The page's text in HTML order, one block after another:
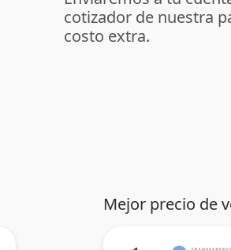
cotizador de nuestra
costo extra.
Mejor precio de